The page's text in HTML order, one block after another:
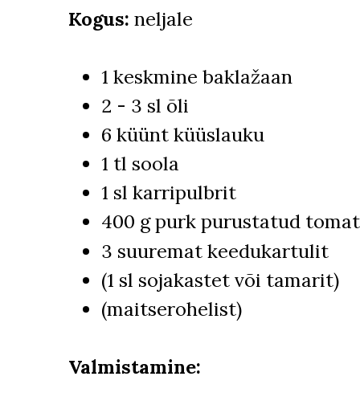
Kogus: neljale
1 keskmine baklažaan
2 - 3 sl õli
6 küünt küüslauku
1 tl soola
1 sl karripulbrit
400 g purk purustatud
3 suuremat keedukartulit
(1 sl sojakastet või tamarit)
(maitserohelist)
Valmistamine: